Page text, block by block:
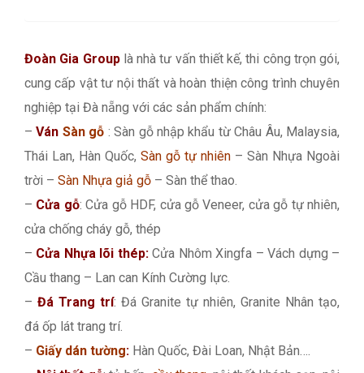
Đoàn Gia Grouplà nhà tư vấn thiết kế, thi công trọn gói,
cung cấp vật tư nội thất và hoàn thiện công trình chuyên
nghiệp tại Đà nẵng với các sản phẩm chính:
–Ván Sàn gỗ : Sàn gỗ nhập khẩu từ Châu Âu, Malaysia,
Thái Lan, Hàn Quốc, Sàn gỗ tự nhiên – Sàn Nhựa Ngoài
trời – Sàn Nhựa giả gỗ – Sàn thể thao.
– Cửa gỗ: Cửa gỗ HDF, cửa gỗ Veneer, cửa gỗ tự nhiên,
cửa chống cháy gỗ, thép
– Cửa Nhựa lõi thép:Cửa Nhôm Xingfa – Vách dựng –
Cầu thang – Lan can Kính Cường lực.
– Đá Trang trí: Đá Granite tự nhiên, Granite Nhân tạo,
đá ốp lát trang trí.
– Giấy dán tường: Hàn Quốc, Đài Loan, Nhật Bản….